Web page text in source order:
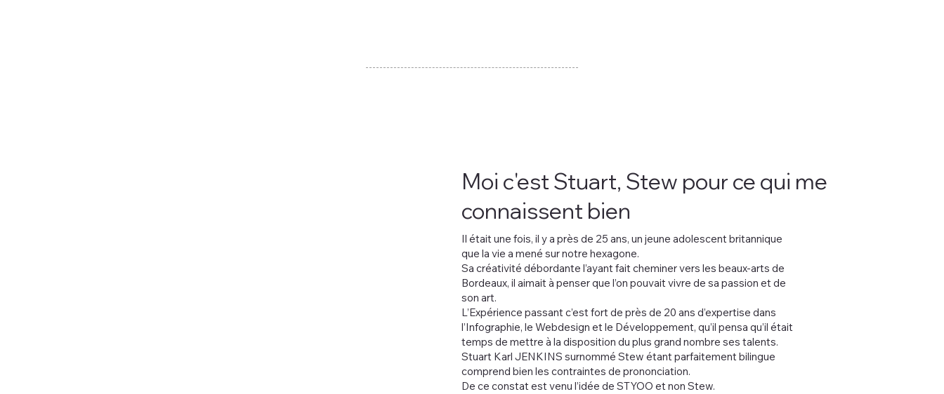
Moi c'est Stuart, Stew pour ce qui me
connaissent bien
Il était une fois, il y a près de 25 ans, un jeune adolescent britannique
que la vie a mené sur notre hexagone.
Sa créativité débordante l’ayant fait cheminer vers les beaux-arts de
Bordeaux, il aimait à penser que l’on pouvait vivre de sa passion et de
son art.
L’Expérience passant c’est fort de près de 20 ans d’expertise dans
l’Infographie, le Webdesign et le Développement, qu’il pensa qu’il était
temps de mettre à la disposition du plus grand nombre ses talents.
Stuart Karl JENKINS surnommé Stew étant parfaitement bilingue
comprend bien les contraintes de prononciation.
De ce constat est venu l’idée de STYOO et non Stew.